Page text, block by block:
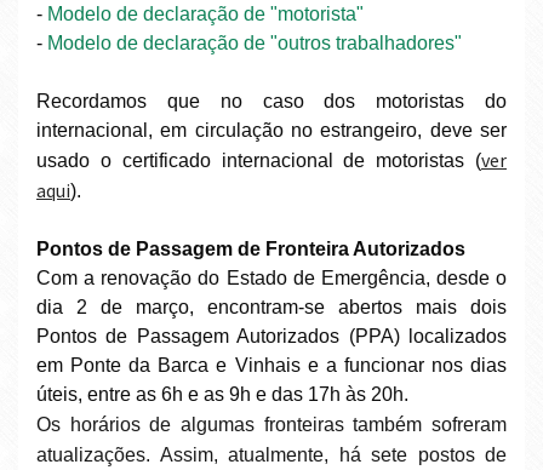
- Modelo de declaração de "motorista"
- Modelo de declaração de "outros trabalhadores"
Recordamos que
no caso dos motoristas do
internacional, em circulação no estrangeiro, deve ser
usado o certificado internacional de motoristas (ver
aqui).
Pontos de Passagem de Fronteira Autorizados
Com a renovação do Estado de Emergência, desde o
dia 2 de março, encontram-se abertos mais dois
Pontos de Passagem Autorizados (PPA) localizados
em Ponte da Barca e Vinhais e a funcionar nos dias
úteis, entre as 6h e as 9h e das 17h às 20h.
Os horários de algumas fronteiras também sofreram
atualizações. Assim, atualmente, há sete postos de